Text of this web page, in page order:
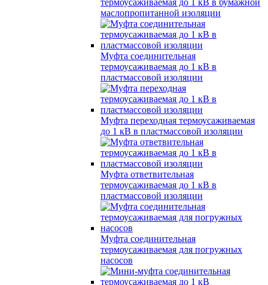
термоусаживаемая до 1 кВ в бумажной
маслопропитанной изоляции
Муфта соединительная
термоусаживаемая до 1 кВ в
пластмассовой изоляции
Муфта переходная термоусаживаемая
до 1 кВ в пластмассовой изоляции
Муфта ответвительная
термоусаживаемая до 1 кВ в
пластмассовой изоляции
Муфта соединительная
термоусаживаемая для погружных
насосов